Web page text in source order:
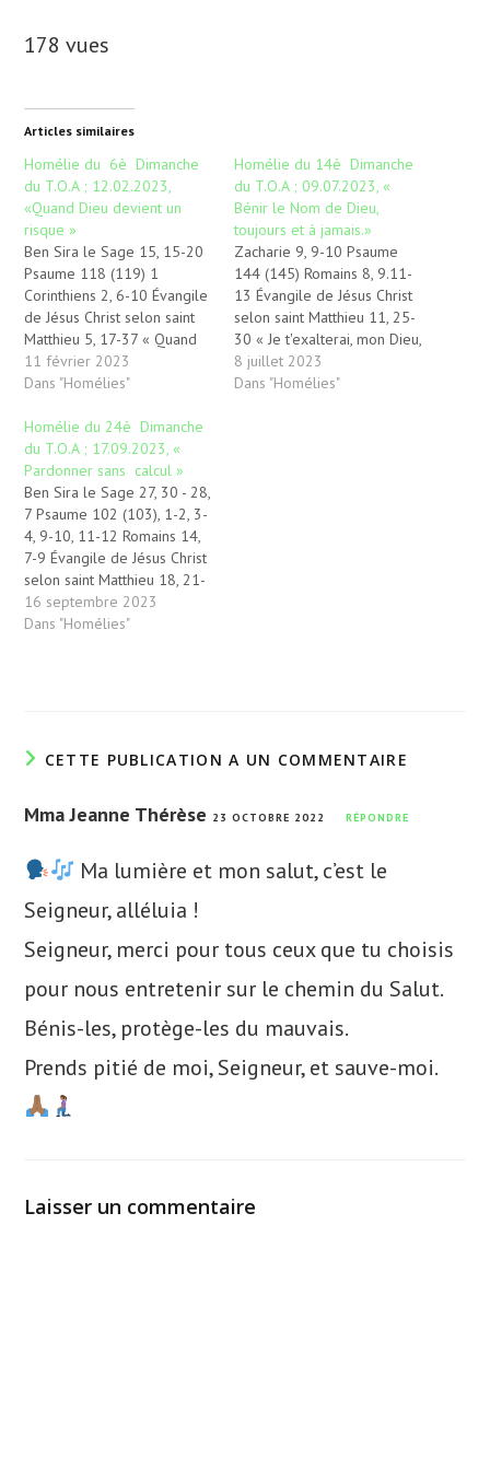
178 vues
Articles similaires
Homélie du 6è Dimanche
du T.O.A ; 12.02.2023,
«Quand Dieu devient un
risque »
Ben Sira le Sage 15, 15-20
Psaume 118 (119) 1
Corinthiens 2, 6-10 Évangile
de Jésus Christ selon saint
Matthieu 5, 17-37 « Quand
Dieu devient un risque »
« Si tu le veux, tu peux
commandements, il dépend
de ton choix de rester
fidèle. Le Seigneur a mis…
11 février 2023
Dans "Homélies"
Homélie du 14è Dimanche
du T.O.A ; 09.07.2023, «
Bénir le Nom de Dieu,
toujours et à jamais.»
Zacharie 9, 9-10 Psaume
144 (145) Romains 8, 9.11-
13 Évangile de Jésus Christ
selon saint Matthieu 11, 25-
30 « Je t'exalterai, mon Dieu,
mon roi, je bénirai ton nom
toujours et à jamais !
8 juillet 2023
Dans "Homélies"
Homélie du 24è Dimanche
du T.O.A ; 17.09.2023, «
Pardonner sans calcul »
Ben Sira le Sage 27, 30 - 28,
7 Psaume 102 (103), 1-2, 3-
4, 9-10, 11-12 Romains 14,
7-9 Évangile de Jésus Christ
selon saint Matthieu 18, 21-
35 « Rancune et colère,
voilà des choses
16 septembre 2023
Dans "Homélies"
CETTE PUBLICATION A UN COMMENTAIRE
Mma Jeanne Thérèse 23 OCTOBRE 2022 RÉPONDRE
Ma lumière et mon salut, c’est le
Seigneur, alléluia !
Seigneur, merci pour tous ceux que tu choisis
pour nous entretenir sur le chemin du Salut.
Bénis-les, protège-les du mauvais.
Prends pitié de moi, Seigneur, et sauve-moi.
Laisser un commentaire